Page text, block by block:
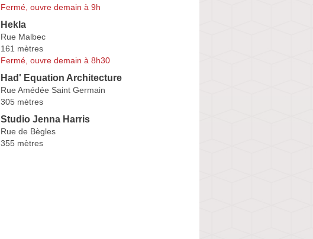
Fermé, ouvre demain à 9h
Hekla
Rue Malbec
161 mètres
Fermé, ouvre demain à 8h30
Had' Equation Architecture
Rue Amédée Saint Germain
305 mètres
Studio Jenna Harris
Rue de Bègles
355 mètres